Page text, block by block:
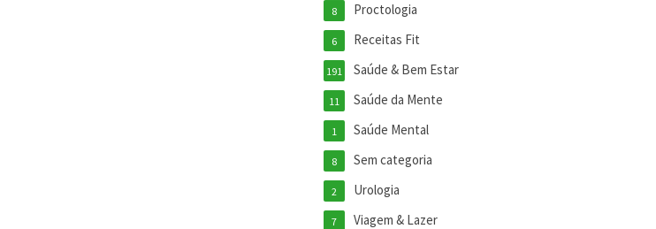
Proctologia
8
Receitas Fit
6
Saúde & Bem Estar
191
Saúde da Mente
11
Saúde Mental
1
Sem categoria
8
Urologia
2
Viagem & Lazer
7